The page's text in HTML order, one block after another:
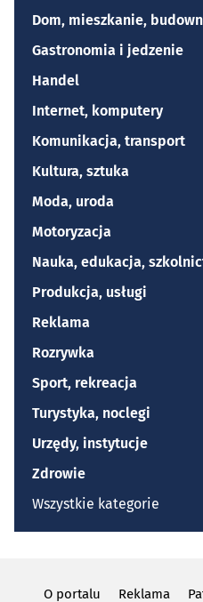
Dom, mieszkanie,
Gastronomia i jedzenie
Handel
Internet, komputery
Komunikacja, transport
Kultura, sztuka
Moda, uroda
Motoryzacja
Nauka, edukacja,
Produkcja, usługi
Reklama
Rozrywka
Sport, rekreacja
Turystyka, noclegi
Urzędy, instytucje
Zdrowie
Wszystkie kategorie
O portalu Reklama